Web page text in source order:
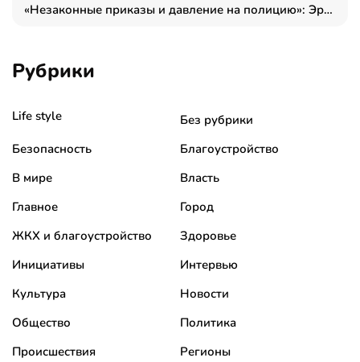
«Незаконные приказы и давление на полицию»: Эрнеста Султанова задержали у посольства Израиля во время одиночного пикета
Рубрики
Life style
Без рубрики
Безопасность
Благоустройство
В мире
Власть
Главное
Город
ЖКХ и благоустройство
Здоровье
Инициативы
Интервью
Культура
Новости
Общество
Политика
Происшествия
Регионы